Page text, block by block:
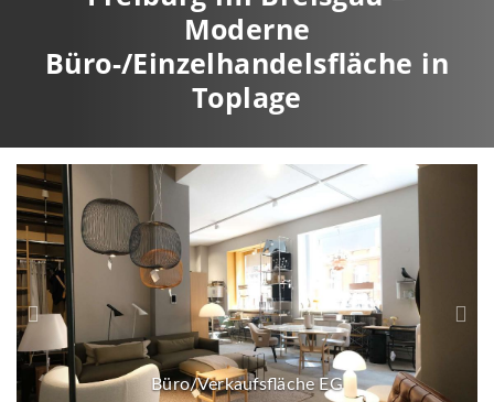
Moderne
Büro-/Einzelhandelsfläche in
Toplage
Z
u
r
ü
c
k
r